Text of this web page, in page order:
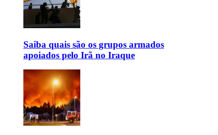
Saiba quais são os grupos armados
apoiados pelo Irã no Iraque